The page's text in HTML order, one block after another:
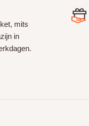
mits
in